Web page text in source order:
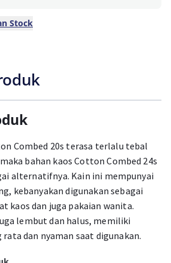
Stock
Combed 20s terasa terlalu tebal
bahan kaos Cotton Combed 24s
alternatifnya. Kain ini mempunyai
kebanyakan digunakan sebagai
kaos dan juga pakaian wanita.
lembut dan halus, memiliki
dan nyaman saat digunakan.